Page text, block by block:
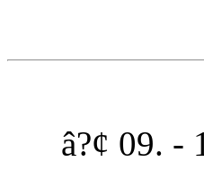
â?¢ 09. -